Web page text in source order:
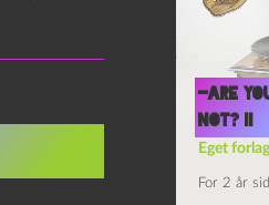
-Are
not? II
Eget forlag
For 2 år